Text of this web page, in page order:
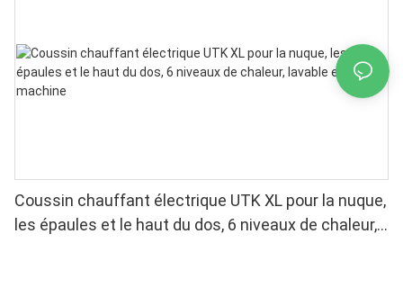
Coussin chauffant électrique UTK XL pour la nuque,
les épaules et le haut du dos, 6 niveaux de chaleur,